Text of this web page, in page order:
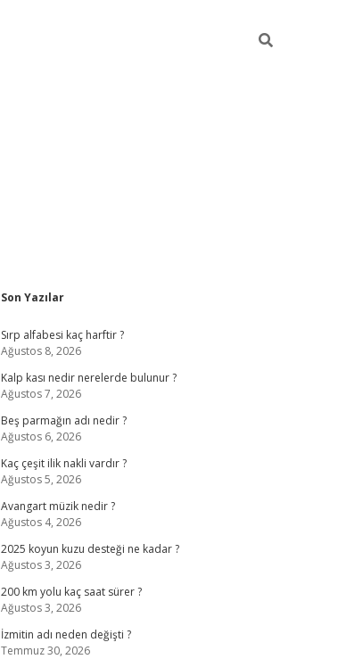
Sidebar
Son Yazılar
Sırp alfabesi kaç harftir ?
Ağustos 8, 2026
Kalp kası nedir nerelerde bulunur ?
Ağustos 7, 2026
Beş parmağın adı nedir ?
Ağustos 6, 2026
Kaç çeşit ilik nakli vardır ?
Ağustos 5, 2026
Avangart müzik nedir ?
Ağustos 4, 2026
2025 koyun kuzu desteği ne kadar ?
Ağustos 3, 2026
200 km yolu kaç saat sürer ?
Ağustos 3, 2026
İzmitin adı neden değişti ?
Temmuz 30, 2026